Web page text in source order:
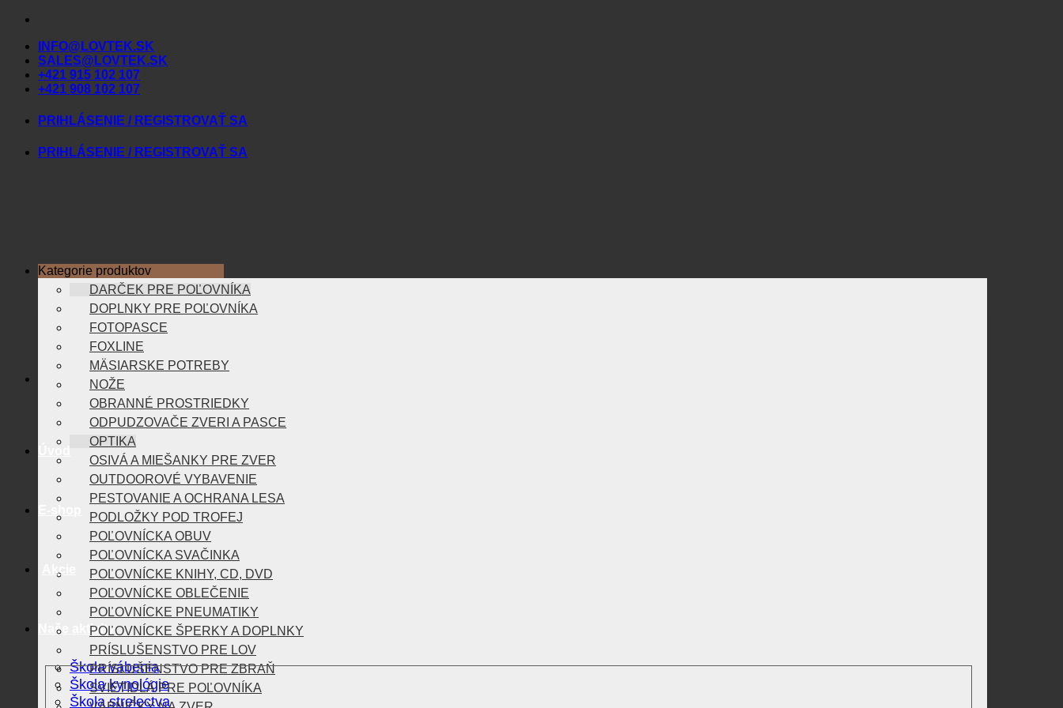
Skip
contentINFO@LOVTEK.SK
SALES@LOVTEK.SK
+421 915 102 107
+421 908 102 107
PRIHLÁSENIE / REGISTROVAŤ SA
PRIHLÁSENIE / REGISTROVAŤ SA
Akcie
Naše aktivity
Škola vábenia
Škola kynológie
Škola strelectva
Kategorie produktov
DARČEK PRE POĽOVNÍKA
DOPLNKY PRE POĽOVNÍKA
FOTOPASCE
FOXLINE
MÄSIARSKE POTREBY
NOŽE
OBRANNÉ PROSTRIEDKY
ODPUDZOVAČE ZVERI A PASCE
OPTIKA
OSIVÁ A MIEŠANKY PRE ZVER
OUTDOOROVÉ VYBAVENIE
PESTOVANIE A OCHRANA LESA
PODLOŽKY POD TROFEJ
POĽOVNÍCKA OBUV
POĽOVNÍCKA SVAČINKA
POĽOVNÍCKE KNIHY, CD, DVD
POĽOVNÍCKE OBLEČENIE
POĽOVNÍCKE PNEUMATIKY
POĽOVNÍCKE ŠPERKY A DOPLNKY
PRÍSLUŠENSTVO PRE LOV
PRÍSLUŠENSTVO PRE ZBRAŇ
SVIETIDLÁ PRE POĽOVNÍKA